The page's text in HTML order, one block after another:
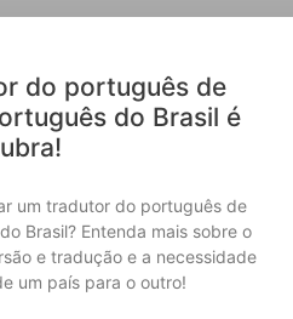
do português de
do Brasil é
um tradutor do português de
Brasil? Entenda mais sobre o
e tradução e a necessidade
um país para o outro!